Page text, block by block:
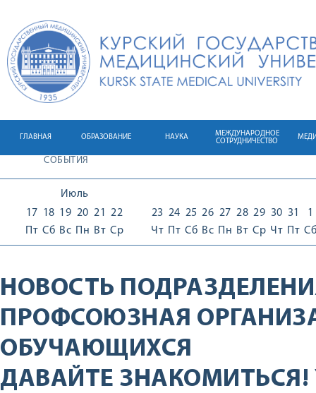
ГЛАВНАЯ ОБРАЗОВАНИЕ НАУКА
МЕЖДУНАРОДНОЕ
СОТРУДНИЧЕСТВО
СОБЫТИЯ
Июль
17
Пт
18
Сб
19
Вс
20
Пн
21
Вт
22
Ср
23
Чт
24
Пт
25
Сб
26
Вс
27
Пн
28
Вт
29
Ср
30
Чт
31
Пт
1
Сб
НОВОСТЬ
ПРОФСОЮЗНАЯ
ОБУЧАЮЩИХСЯ
ДАВАЙТЕ